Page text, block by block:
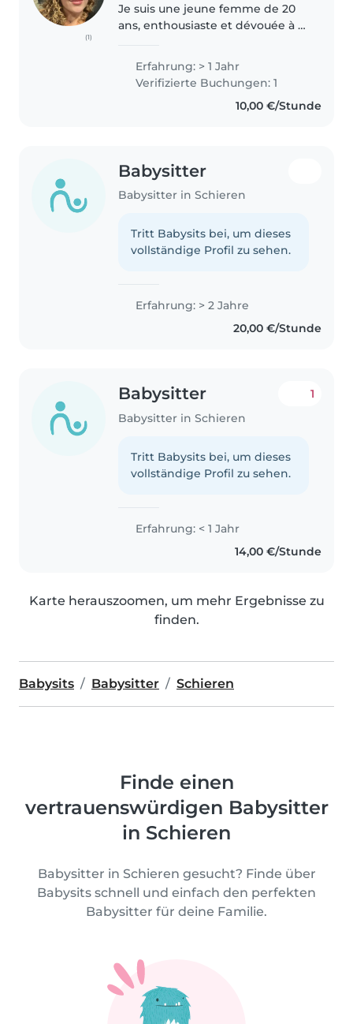
(1)
Je suis une jeune femme de 20
ans, enthousiaste et dévouée à la
bien que je ne possède pas de
formation en premiers secours...
Erfahrung: > 1 Jahr
Verifizierte Buchungen: 1
10,00 €/Stunde
Babysitter
Babysitter in Schieren
Tritt Babysits bei, um dieses
vollständige Profil zu sehen.
Erfahrung: > 2 Jahre
20,00 €/Stunde
Babysitter
Babysitter in Schieren
1
Tritt Babysits bei, um dieses
vollständige Profil zu sehen.
Erfahrung: < 1 Jahr
14,00 €/Stunde
Karte herauszoomen, um mehr Ergebnisse zu
finden.
Babysits Babysitter Schieren
Finde einen
vertrauenswürdigen Babysitter
in Schieren
Babysitter in Schieren gesucht? Finde über
Babysits schnell und einfach den perfekten
Babysitter für deine Familie.